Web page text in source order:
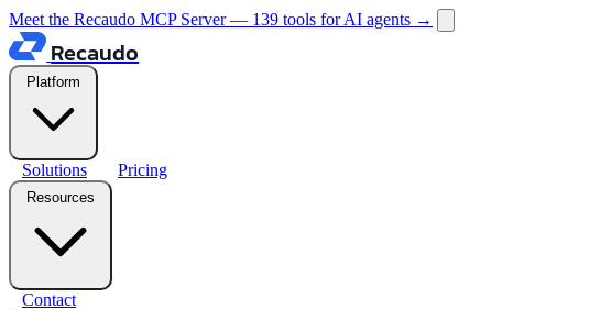
Meet the Recaudo MCP Server — 139 tools for AI agents →
Recaudo
Platform
Solutions Pricing
Resources
Contact